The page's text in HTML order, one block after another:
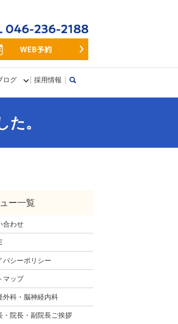
ログ 採用情報
。
合わせ
バシーポリシー
マップ
外科・脳神経内科
・院長・副院長ご挨拶